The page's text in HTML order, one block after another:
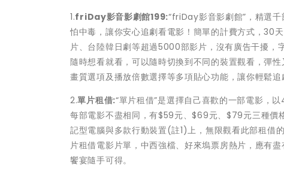
1.friDay影音影劇館199:“friDay影音影劇館”，精選
怕中毒，讓你安心追劇看電影！簡單的計費方式，30
片、台陸韓日劇等超過5000部影片，沒有廣告干擾
隨時想看就看，可以隨時切換到不同的裝置觀看，彈
畫質選項及播放倍數選擇等多項貼心功能，讓你輕鬆
2.單片租借:“單片租借”是選擇自己喜歡的一部電影，
每部電影不盡相同，有$59元、$69元、$79元三種價
記型電腦與多款行動裝置(註1)上，無限觀看此部租借
片租借電影片單，中西強檔、好來塢票房熱片，應有
饗宴隨手可得。